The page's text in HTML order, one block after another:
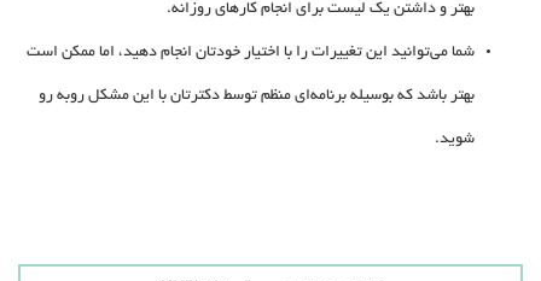
بهتر و‌ داشتن یک لیست برای انجام کارهای روزانه.
شما می‌توانید این تغییرات را با اختیار خودتان انجام دهید، اما ممکن است
بهتر باشد که بوسیله برنامه‌ای منظم توسط دکتر‌تان با این مشکل روبه رو
شوید.